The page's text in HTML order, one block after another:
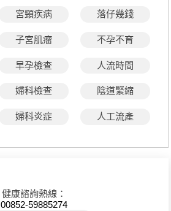
宮頸疾病 落仔幾錢
子宮肌瘤 不孕不育
早孕檢查 人流時間
婦科檢查 陰道緊縮
婦科炎症 人工流產
健康諮詢熱線：
00852-59885274